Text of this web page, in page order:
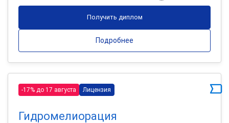
Получить диплом
Подробнее
-17% до 17 августа Лицензия
Гидромелиорация